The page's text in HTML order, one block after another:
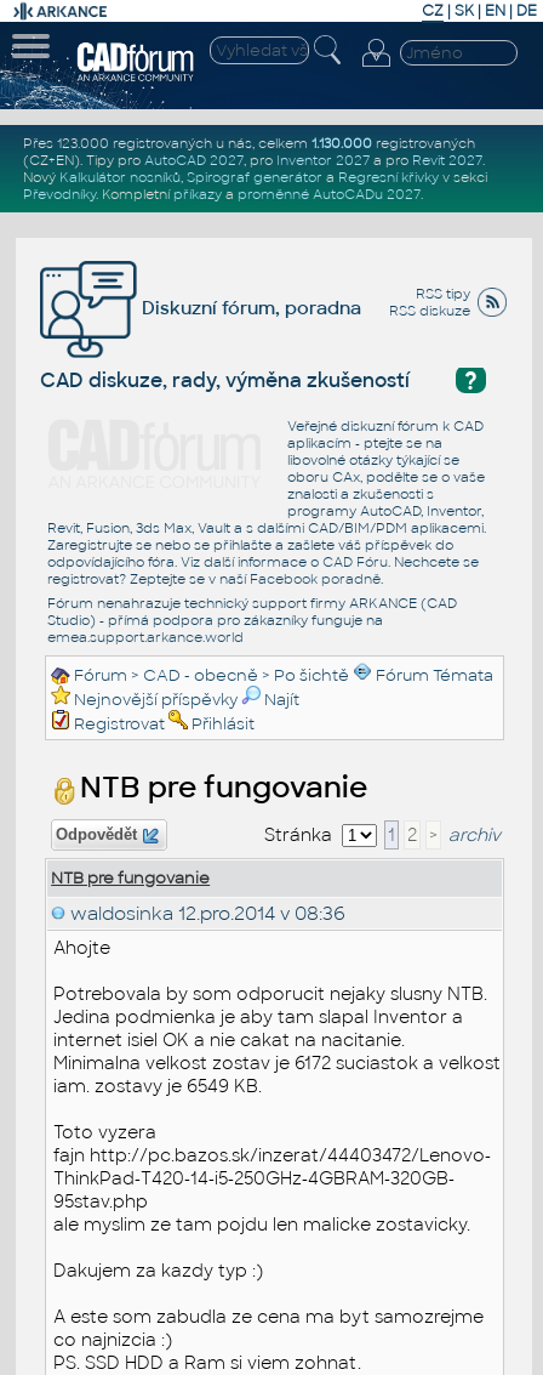
CZ | SK| EN | DE
Přes 123.000 registrovaných u nás, celkem 1.130.000registrovaných
(CZ+EN). Tipy pro AutoCAD 2027, pro Inventor 2027a pro Revit 2027.
Nový Kalkulátor nosníků, Spirograf generátor a Regresní křivkyv sekci
Převodníky. Kompletní příkazya proměnné AutoCADu 2027.
RSS tipy
RSS diskuze
Diskuzní fórum, poradna
?
CAD diskuze, rady, výměna zkušeností
Veřejné diskuzní fórum k CAD
aplikacím - ptejte se na
libovolné otázky týkající se
oboru CAx, podělte se o vaše
znalosti a zkušenosti s
programy AutoCAD, Inventor,
Revit, Fusion, 3ds Max, Vault a s dalšími CAD/BIM/PDM aplikacemi.
Zaregistrujte se nebo se přihlašte a zašlete váš příspěvek do
odpovídajícího fóra. Viz další informace o CAD Fóru. Nechcete se
registrovat? Zeptejte se v naší Facebook poradně.
Fórum nenahrazuje technický support firmy ARKANCE (CAD
Studio) - přímá podpora pro zákazníky funguje na
emea.support.arkance.world
Fórum > CAD - obecně > Po šichtě
Fórum Témata
Nejnovější příspěvky
Najít
Registrovat
Přihlásit
NTB pre fungovanie
Odpovědět Stránka 1 2 > archiv
NTB pre fungovanie
waldosinka 12.pro.2014 v 08:36
Ahojte
Potrebovala by som odporucit nejaky slusny NTB.
Jedina podmienka je aby tam slapal Inventor a
internet isiel OK a nie cakat na nacitanie.
Minimalna velkost zostav je 6172 suciastok a velkost
iam. zostavy je 6549 KB.
Toto vyzera
fajn http://pc.bazos.sk/inzerat/44403472/Lenovo-
ThinkPad-T420-14-i5-250GHz-4GBRAM-320GB-
95stav.php
ale myslim ze tam pojdu len malicke zostavicky.
Dakujem za kazdy typ :)
A este som zabudla ze cena ma byt samozrejme
co najnizcia :)
PS. SSD HDD a Ram si viem zohnat.